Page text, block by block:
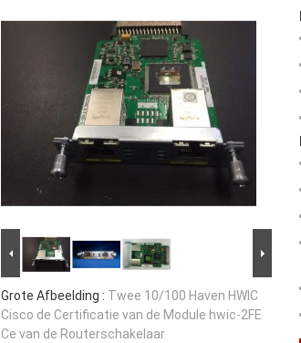
Grote Afbeelding : Twee 10/100 Haven HWIC
Cisco de Certificatie van de Module hwic-2FE
Ce van de Routerschakelaar